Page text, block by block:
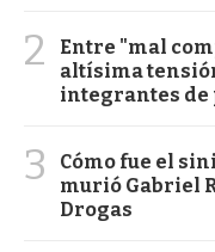
2
Entre "mal
altísima
integrantes
3
Cómo fue el
murió Gabriel
Drogas